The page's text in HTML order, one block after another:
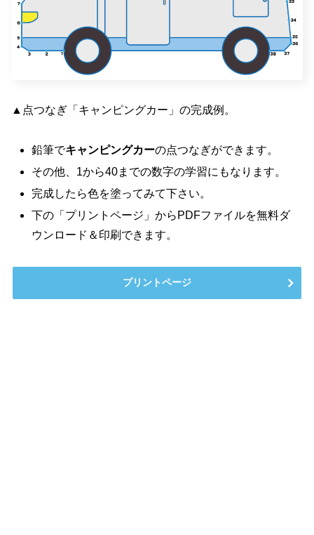
▲点つなぎ「キャンピングカー」の完成例。
鉛筆でキャンピングカーの点つなぎができます。
その他、1から40までの数字の学習にもなります。
完成したら色を塗ってみて下さい。
下の「プリントページ」からPDFファイルを無料ダ
ウンロード＆印刷できます。
プリントページ